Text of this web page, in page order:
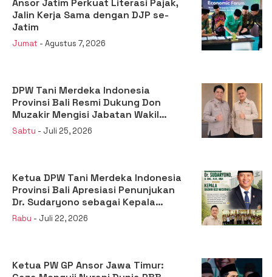
Ansor Jatim Perkuat Literasi Pajak,
Jalin Kerja Sama dengan DJP se-
Jatim
Jumat - Agustus 7, 2026
DPW Tani Merdeka Indonesia
Provinsi Bali Resmi Dukung Don
Muzakir Mengisi Jabatan Wakil
Menteri Pertanian RI
Sabtu - Juli 25, 2026
Ketua DPW Tani Merdeka Indonesia
Provinsi Bali Apresiasi Penunjukan
Dr. Sudaryono sebagai Kepala
Badan Gizi Nasional
Rabu - Juli 22, 2026
Ketua PW GP Ansor Jawa Timur: